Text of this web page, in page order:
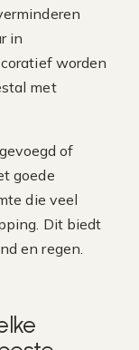
in
worden
met
of
goede
die veel
Dit biedt
en regen.